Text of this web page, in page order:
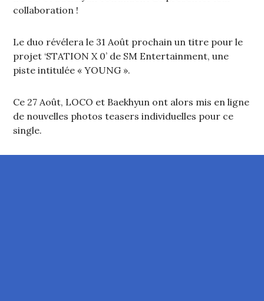
collaboration !
Le duo révélera le 31 Août prochain un titre pour le
projet ‘STATION X 0’ de SM Entertainment, une
piste intitulée « YOUNG ».
Ce 27 Août, LOCO et Baekhyun ont alors mis en ligne
de nouvelles photos teasers individuelles pour ce
single.